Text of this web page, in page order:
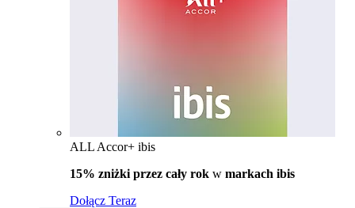
ALL Accor+ ibis
15% zniżki przez cały rok w markach ibis
Dołącz Teraz